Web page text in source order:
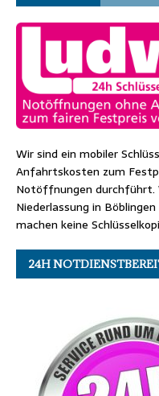
Wir sind ein mobiler
Anfahrtskosten zum
Notöffnungen durchführt.
Niederlassung in
machen keine
24H